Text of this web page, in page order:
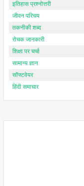
इतिहास प्रश्नोत्तरी
जीवन परिचय
तकनीकी शब्द
रोचक जानकारी
शिक्षा पर चर्चा
सामान्य ज्ञान
सॉफ्टवेयर
हिंदी समाचार